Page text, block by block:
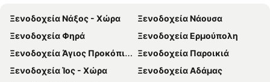
Ξενοδοχεία Νάξος - Χώρα
Ξενοδοχεία Νάουσα
Ξενοδοχεία Φηρά
Ξενοδοχεία Ερμούπολη
Ξενοδοχεία Άγιος Προκόπιος
Ξενοδοχεία Παροικιά
Ξενοδοχεία Ίος - Χώρα
Ξενοδοχεία Αδάμας